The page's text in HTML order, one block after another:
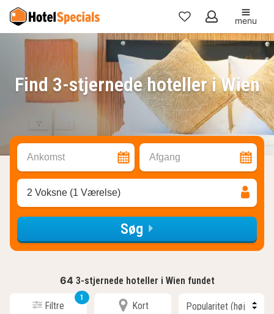
Mine
favoritter
menu
Find 3-stjernede hoteller i Wien
Ankomst Afgang
2 Voksne (1 Værelse)
Søg
64 3-stjernede hoteller i Wien fundet
Filtre
1
Kort